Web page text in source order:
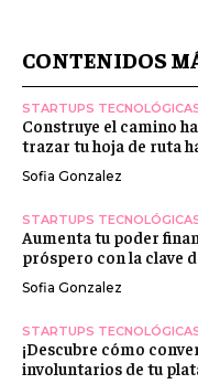
CONTENIDOS
STARTUPS
Construye el camino
trazar tu hoja de ruta
Sofia Gonzalez
STARTUPS
Aumenta tu poder
próspero con la clave
Sofia Gonzalez
STARTUPS
¡Descubre cómo
involuntarios de tu